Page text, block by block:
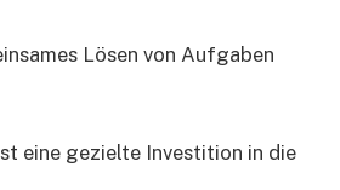
Lösen von Aufgaben
eine gezielte Investition in die